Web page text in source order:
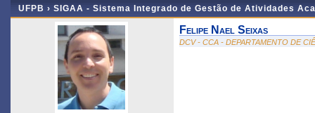
UFPB › SIGAA - Sistema Integrado de Gestão de Atividades
Felipe Nael Seixas
DCV - CCA - DEPARTAMENTO DE